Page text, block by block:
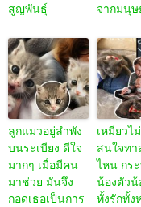
สูญพันธุ์
จากมนุษ
ลูกแมวอยู่ลำพัง
บนระเบียง ดีใจ
มากๆ เมื่อมีคน
มาช่วย มันจึง
กอดเธอเป็นการ
เหมียวไ
สนใจท
ไหน กร
น้องตัว
ทั้งรักทั้ง